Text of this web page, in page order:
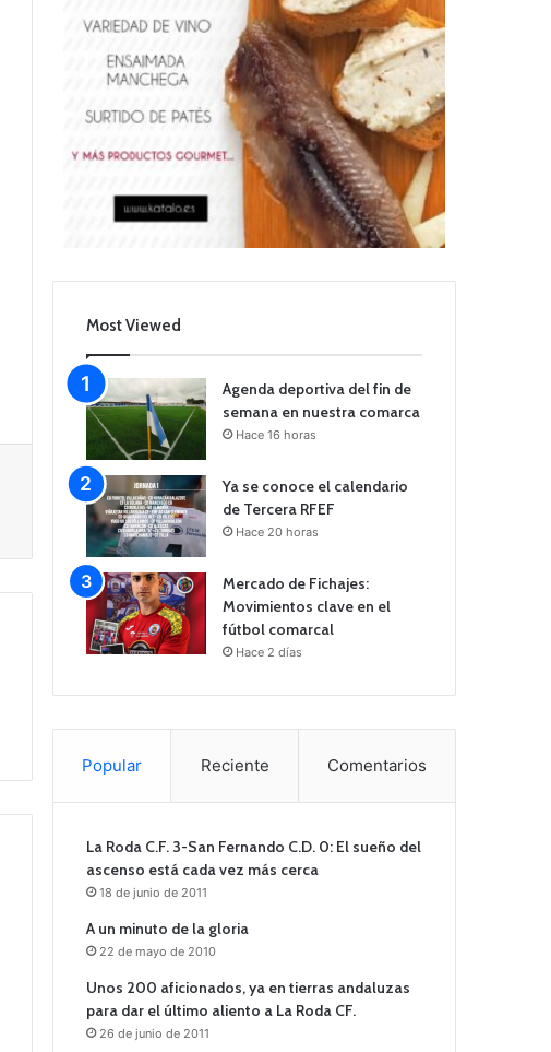
Most Viewed
Agenda deportiva del fin de
semana en nuestra comarca
Hace 16 horas
Ya se conoce el calendario
de Tercera RFEF
Hace 20 horas
Mercado de Fichajes:
Movimientos clave en el
fútbol comarcal
Hace 2 días
Popular Reciente Comentarios
La Roda C.F. 3-San Fernando C.D. 0: El sueño del
ascenso está cada vez más cerca
18 de junio de 2011
A un minuto de la gloria
22 de mayo de 2010
Unos 200 aficionados, ya en tierras andaluzas
para dar el último aliento a La Roda CF.
26 de junio de 2011